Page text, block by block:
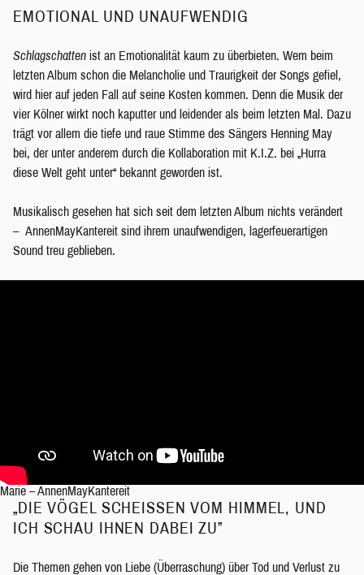
EMOTIONAL UND UNAUFWENDIG
Schlagschatten ist an Emotionalität kaum zu überbieten. Wem beim
letzten Album schon die Melancholie und Traurigkeit der Songs gefiel,
wird hier auf jeden Fall auf seine Kosten kommen. Denn die Musik der
vier Kölner wirkt noch kaputter und leidender als beim letzten Mal. Dazu
trägt vor allem die tiefe und raue Stimme des Sängers Henning May
bei, der unter anderem durch die Kollaboration mit K.I.Z. bei „Hurra
diese Welt geht unter“ bekannt geworden ist.
Musikalisch gesehen hat sich seit dem letzten Album nichts verändert
– AnnenMayKantereit sind ihrem unaufwendigen, lagerfeuerartigen
Sound treu geblieben.
Marie – AnnenMayKantereit
„DIE VÖGEL SCHEISSEN VOM HIMMEL, UND I
CH SCHAU IHNEN DABEI ZU”
Die Themen gehen von Liebe (Überraschung) über Tod und Verlust zu